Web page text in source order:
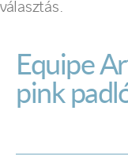
választás.
Equipe
pink